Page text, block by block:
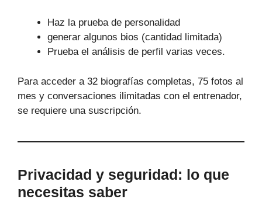
Haz la prueba de personalidad
generar algunos bios (cantidad limitada)
Prueba el análisis de perfil varias veces.
Para acceder a 32 biografías completas, 75 fotos al
mes y conversaciones ilimitadas con el entrenador,
se requiere una suscripción.
Privacidad y seguridad: lo que
necesitas saber